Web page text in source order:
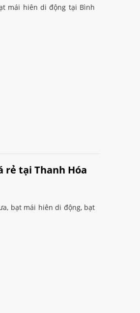
mái hiên di động tại Bình
rẻ tại Thanh Hóa
bạt mái hiên di động, bạt